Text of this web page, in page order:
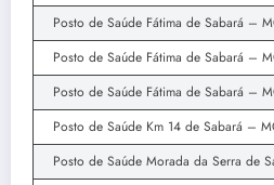
Posto de Saúde Fátima de Sabará –
Posto de Saúde Fátima de Sabará –
Posto de Saúde Fátima de Sabará –
Posto de Saúde Km 14 de Sabará –
Posto de Saúde Morada da Serra de